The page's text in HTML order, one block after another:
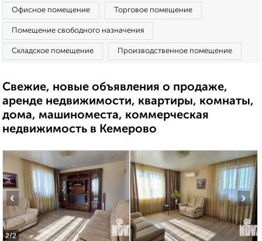
Офисное помещение Торговое помещение
Помещение свободного назначения
Складское помещение Производственное помещение
Свежие, новые объявления о продаже,
аренде недвижимости, квартиры, комнаты,
дома, машиноместа, коммерческая
недвижимость в Кемерово
2/2
‹ ›